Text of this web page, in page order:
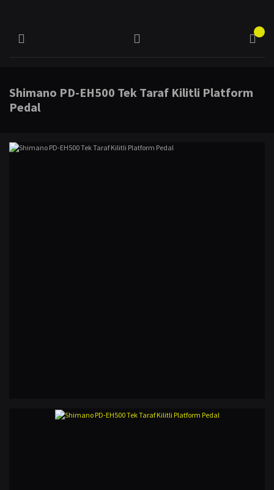
Shimano PD-EH500 Tek Taraf Kilitli Platform
Pedal